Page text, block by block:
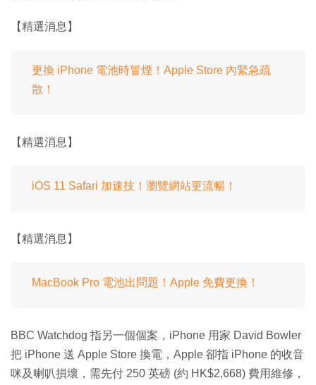
【精選消息】
更換 iPhone 電池時冒煙！Apple Store 內緊急疏
散！
【精選消息】
iOS 11 Safari 加速技！瀏覽網站更流暢！
【精選消息】
MacBook Pro 電池出問題！Apple 免費更換！
BBC Watchdog 指另一個個案，iPhone 用家 David Bowler
把 iPhone 送 Apple Store 換電，Apple 卻指 iPhone 的收音
咪及喇叭損壞，需先付 250 英磅 (約 HK$2,668) 費用維修，